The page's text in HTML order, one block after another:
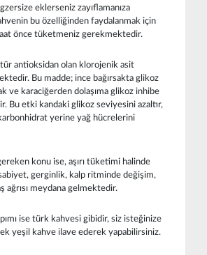
eklerseniz zayıflamanıza
bu özelliğinden faydalanmak için
önce tüketmeniz gerekmektedir.
tür antioksidan olan klorojenik asit
Bu madde; ince bağırsakta glikoz
ve karaciğerden dolaşıma glikoz inhibe
Bu etki kandaki glikoz seviyesini azaltır,
yerine yağ hücrelerini
konu ise, aşırı tüketimi halinde
gerginlik, kalp ritminde değişim,
ağrısı meydana gelmektedir.
ise türk kahvesi gibidir, siz isteğinize
yeşil kahve ilave ederek yapabilirsiniz.